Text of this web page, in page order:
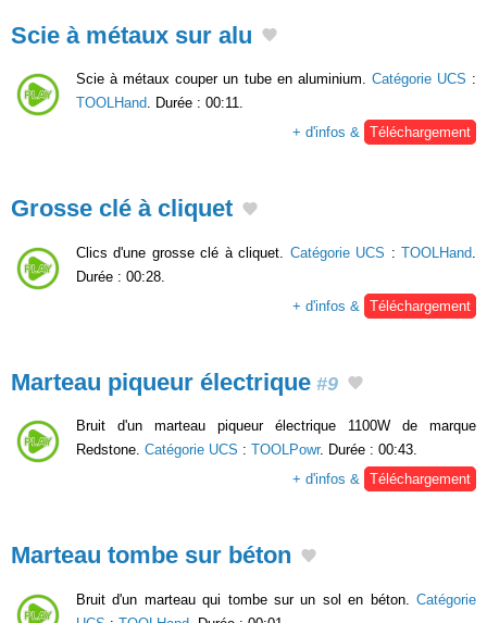
Scie à métaux sur alu
Scie à métaux couper un tube en aluminium. Catégorie UCS :
TOOLHand. Durée : 00:11.
+ d'infos & Téléchargement
Grosse clé à cliquet
Clics d'une grosse clé à cliquet. Catégorie UCS :TOOLHand
Durée : 00:28.
+ d'infos &
Téléchargement
Marteau piqueur électrique #9
Bruit d'un marteau piqueur électrique 1100W de marque
Redstone. Catégorie UCS : TOOLPowr. Durée : 00:43.
+ d'infos & Téléchargement
Marteau tombe sur béton
Bruit d'un marteau qui tombe sur un sol en béton. Catégorie